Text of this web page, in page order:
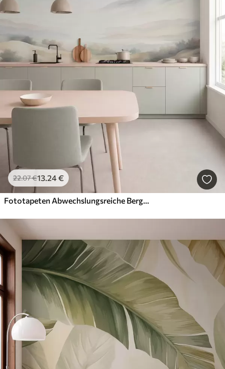
22.07€13.24€
Fototapeten Abwechslungsreiche Berglandschaft